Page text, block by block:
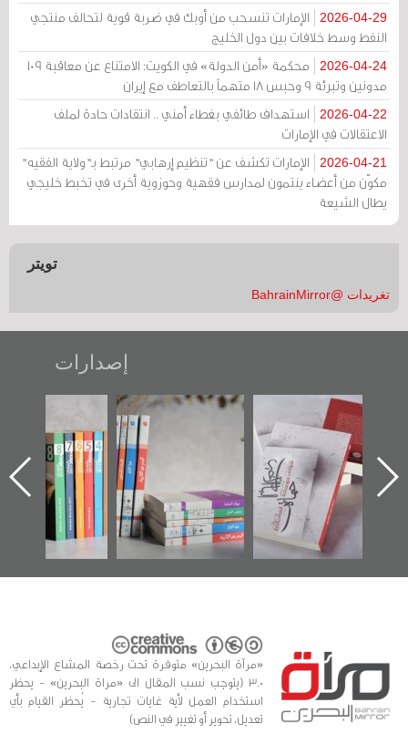
2026-04-29
الإمارات تنسحب من أوبك في ضربة قوية لتحالف منتجي
النفط وسط خلافات بين دول الخليج
2026-04-24
محكمة «أمن الدولة» في الكويت: الامتناع عن معاقبة 109
مدونين وتبرئة 9 وحبس 18 متهماً بالتعاطف مع إيران
2026-04-22
استهداف طائفي بغطاء أمني .. انتقادات حادة لملف
الاعتقالات في الإمارات
2026-04-21
الإمارات تكشف عن "تنظيم إرهابي" مرتبط بـ"ولاية الفقيه"
مكوّن من أعضاء ينتمون لمدارس فقهية وحوزوية أخرى في تخبط خليجي
يطال الشيعة
تويتر
تغريدات @BahrainMirror
إصدارات
تصنيف موضوعي
للوثائق البريطانية
يقدمه «مركز أوال»
في سلسلة من 5
كتب
"مرآة البحرين"
جديدة لمعتقل
عسكري تصدر عن
«مرآة البحرين»
«مرآة البحرين» متوفرة تحت رخصة المشاع الإبداعي،
3.0 (يتوجب نسب المقال الى «مراة البحرين» - يحظر
استخدام العمل لأية غايات تجارية - يُحظر القيام بأي
تعديل، تحوير أو تغيير في النص)